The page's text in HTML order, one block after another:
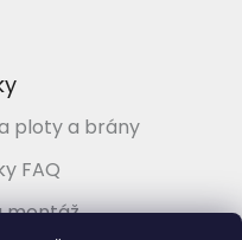
ploty a brány
FAQ
montáž